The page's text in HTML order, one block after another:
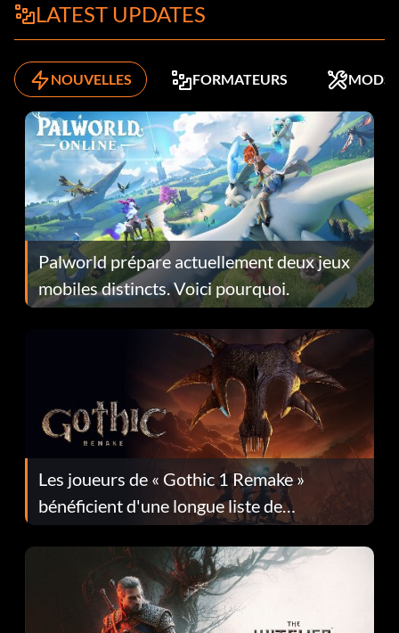
LATEST UPDATES
NOUVELLES FORMATEURS MODS
Palworld prépare actuellement deux jeux
mobiles distincts. Voici pourquoi.
Les joueurs de « Gothic 1 Remake »
bénéficient d'une longue liste de
corrections dans la mise à jour 1.0.4